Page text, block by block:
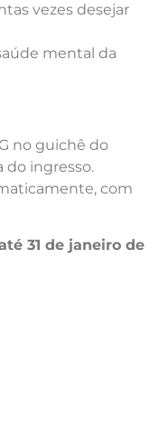
vezes desejar
mental da
no guichê do
ingresso.
com
31 de janeiro de